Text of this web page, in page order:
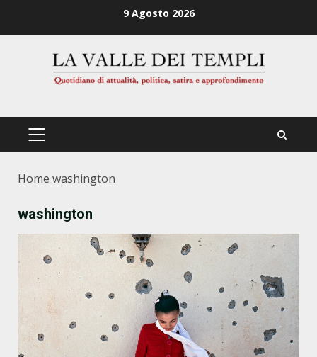
9 Agosto 2026
PRIMÄRES
Home washington
washington